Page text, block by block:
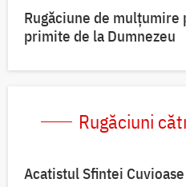
Rugăciune de
primite de la Dumnezeu
Rugăciuni
Acatistul Sfintei